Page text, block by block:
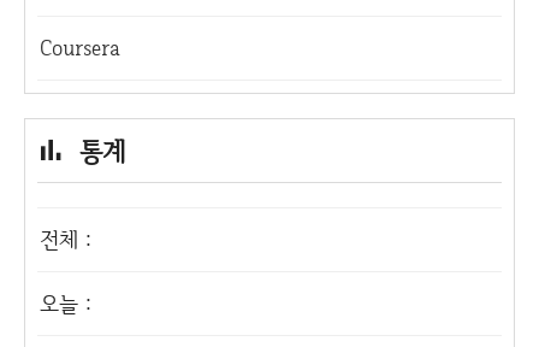
Coursera
통계
전체 :
오늘 :